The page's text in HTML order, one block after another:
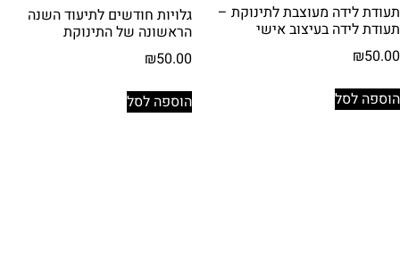
תעודת לידה מעוצבת לתינוקת –
תעודת לידה בעיצוב אישי
₪50.00
הוספה לסל
גלויות חודשים לתיעוד השנה
הראשונה של התינוקת
₪50.00
הוספה לסל